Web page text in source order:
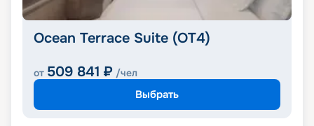
Ocean Terrace Suite (OT4)
от 509 841 ₽ /чел
Выбрать